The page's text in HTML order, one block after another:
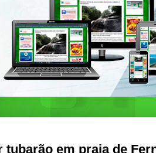
em praia de